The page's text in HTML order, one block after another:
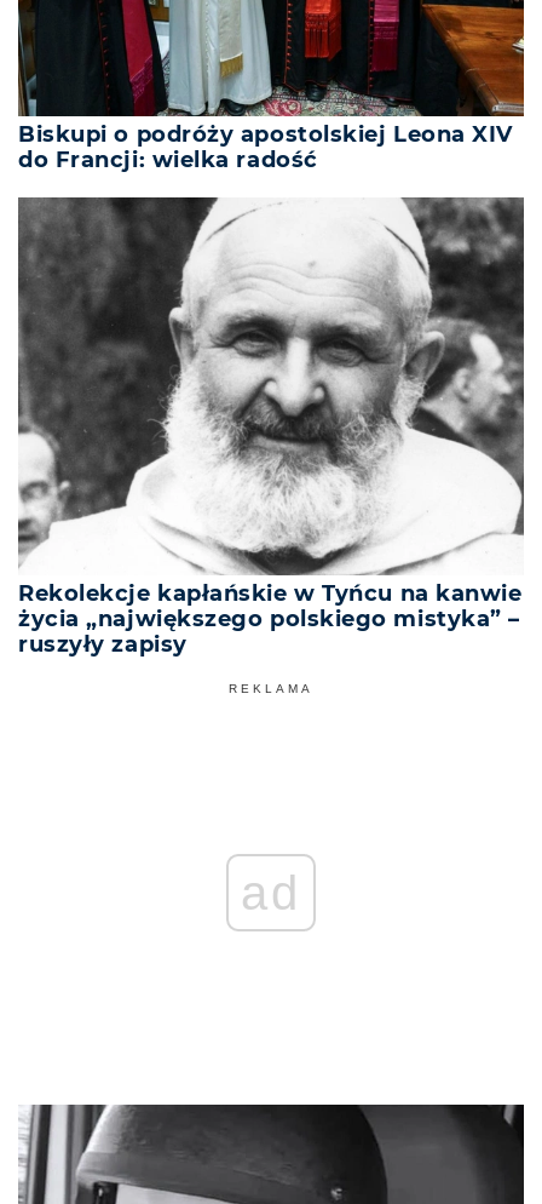
Biskupi o podróży apostolskiej Leona XIV
do Francji: wielka radość
Rekolekcje kapłańskie w Tyńcu na kanwie
życia „największego polskiego mistyka” –
ruszyły zapisy
REKLAMA
ad